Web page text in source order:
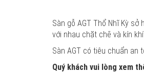
Sàn gỗ AGT Thổ Nhĩ Kỳ
với nhau chặt chẽ và kín
Sàn AGT có tiêu chuẩn an
Quý khách vui lòng xem